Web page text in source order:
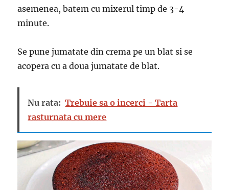
asemenea, batem cu mixerul timp de 3-4
minute.
Se pune jumatate din crema pe un blat si se
acopera cu a doua jumatate de blat.
Nu rata: Trebuie sa o incerci - Tarta
rasturnata cu mere